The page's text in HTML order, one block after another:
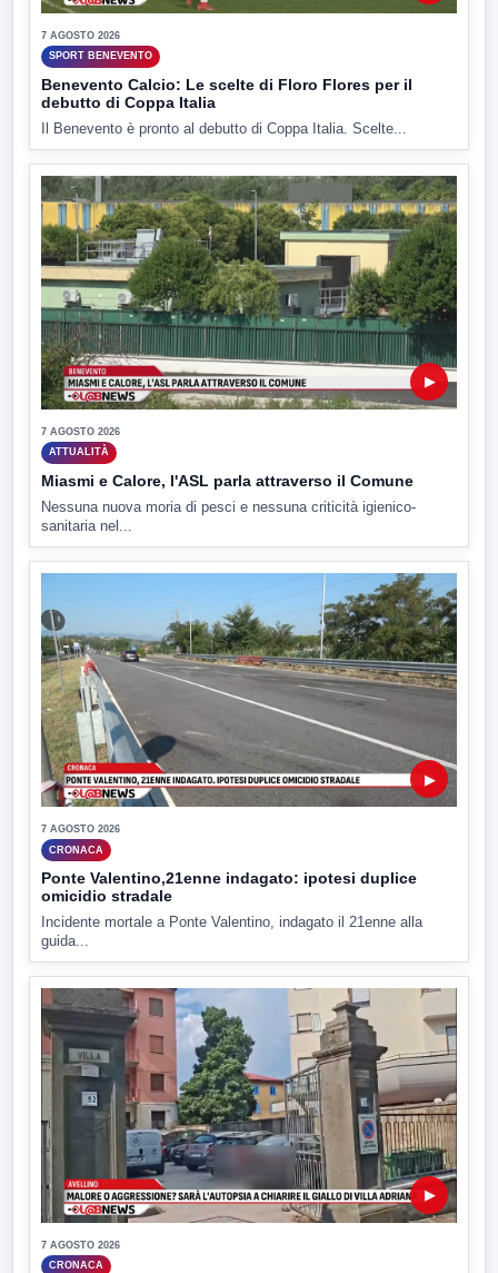
7 AGOSTO 2026
SPORT BENEVENTO
Benevento Calcio: Le scelte di Floro Flores per il
debutto di Coppa Italia
Il Benevento è pronto al debutto di Coppa Italia. Scelte...
▶
7 AGOSTO 2026
ATTUALITÀ
Miasmi e Calore, l'ASL parla attraverso il Comune
Nessuna nuova moria di pesci e nessuna criticità igienico-
sanitaria nel...
▶
7 AGOSTO 2026
CRONACA
Ponte Valentino,21enne indagato: ipotesi duplice
omicidio stradale
Incidente mortale a Ponte Valentino, indagato il 21enne alla
guida...
▶
7 AGOSTO 2026
CRONACA